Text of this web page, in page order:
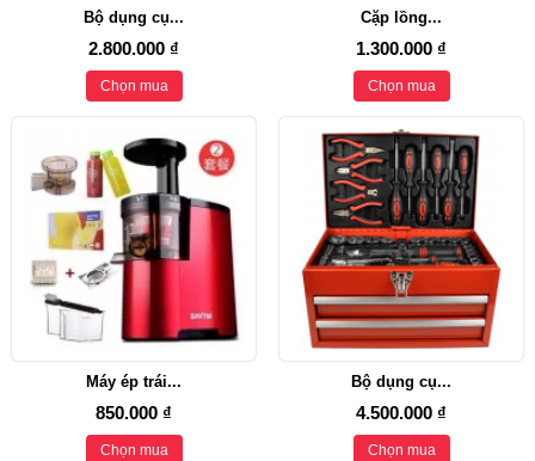
Bộ dụng cụ...
2.800.000 ₫
Chọn mua
Cặp lồng...
1.300.000 ₫
Chọn mua
Máy ép trái...
850.000 ₫
Chọn mua
Bộ dụng cụ...
4.500.000 ₫
Chọn mua